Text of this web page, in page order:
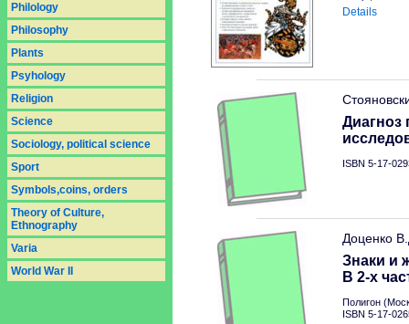
Philology
Philosophy
Plants
Psyhology
Religion
Science
Sociology, political science
Sport
Symbols,coins, orders
Theory of Culture,
Ethnography
Varia
World War II
Details
Диагноз
ISBN 5-17-
Доценко
Знаки и
В 2-х
Полигон
ISBN 5-17-